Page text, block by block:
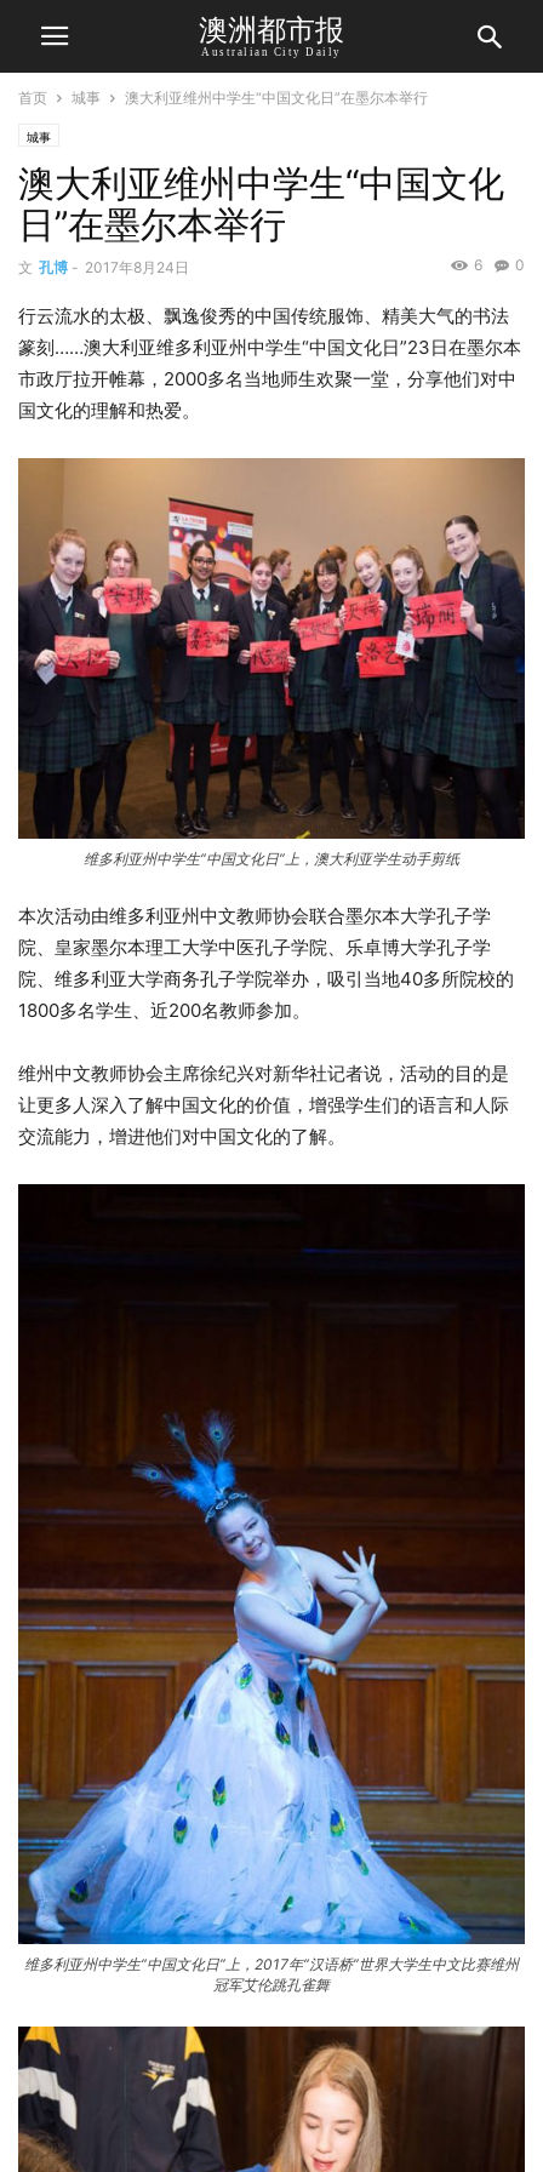
澳洲都市报
Australian City Daily
首页 城事 澳大利亚维州中学生“中国文化日”在墨尔本举行
城事
澳大利亚维州中学生“中国文化
日”在墨尔本举行
文 孔博 - 2017年8月24日 0
6
行云流水的太极、飘逸俊秀的中国传统服饰、精美大气的书法
篆刻……澳大利亚维多利亚州中学生“中国文化日”23日在墨尔本
市政厅拉开帷幕，2000多名当地师生欢聚一堂，分享他们对中
国文化的理解和热爱。
维多利亚州中学生“中国文化日”上，澳大利亚学生动手剪纸
本次活动由维多利亚州中文教师协会联合墨尔本大学孔子学
院、皇家墨尔本理工大学中医孔子学院、乐卓博大学孔子学
院、维多利亚大学商务孔子学院举办，吸引当地40多所院校的
1800多名学生、近200名教师参加。
维州中文教师协会主席徐纪兴对新华社记者说，活动的目的是
让更多人深入了解中国文化的价值，增强学生们的语言和人际
交流能力，增进他们对中国文化的了解。
维多利亚州中学生“中国文化日”上，2017年“汉语桥”世界大学生中文比赛维州
冠军艾伦跳孔雀舞